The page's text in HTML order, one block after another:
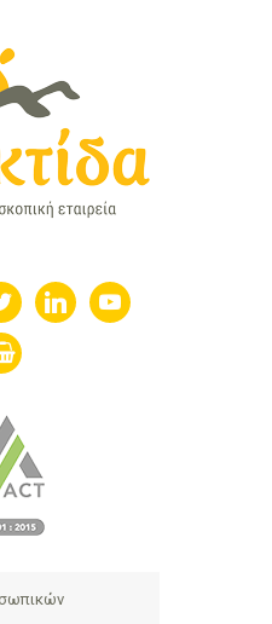
linkedin youtube